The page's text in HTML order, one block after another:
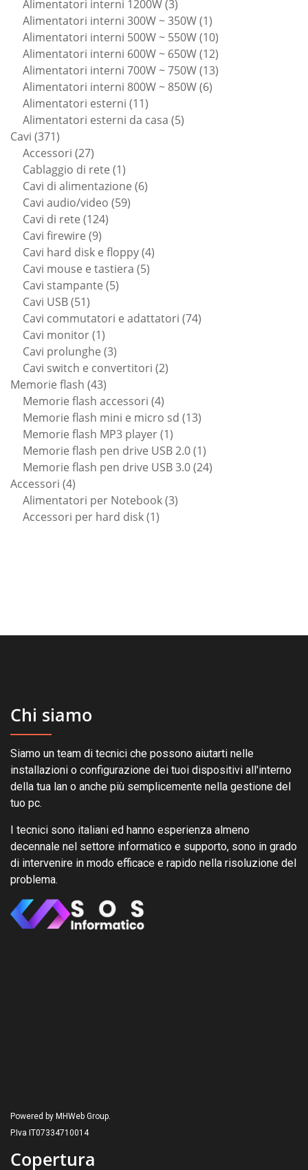
Alimentatori interni 1200W 33
prodotti
Alimentatori interni 300W ~ 350W 11
prodotto
Alimentatori interni 500W ~ 550W 1010
prodotti
Alimentatori interni 600W ~ 650W 1212
prodotti
Alimentatori interni 700W ~ 750W 1313
Alimentatori interni 800W ~ 850W 66
Alimentatori esterni 1111
prodotti
Alimentatori esterni da casa 55
Cavi 371371
prodotti
Accessori 2727
prodotti
Cablaggio di rete 11
prodotto
Cavi di alimentazione 66
Cavi audio/video 5959
Cavi di rete 124124
Cavi firewire 99
prodotti
Cavi hard disk e floppy 44
Cavi mouse e tastiera 55
Cavi stampante 55
Cavi USB 5151
prodotti
Cavi commutatori e adattatori 7474
Cavi monitor 11
prodotto
Cavi prolunghe 33
prodotti
Cavi switch e convertitori 22
Memorie flash 4343
prodotti
Memorie flash accessori 44
prodotti
Memorie flash mini e micro sd 1313
Memorie flash MP3 player 11
prodotto
Memorie flash pen drive USB 2.0 11
prodotto
Memorie flash pen drive USB 3.0 2424
Accessori 44
prodotti
Alimentatori per Notebook 33
Accessori per hard disk 11
Chi siamo
Siamo un team di tecnici che possono aiutarti nelle
installazioni o configurazione dei tuoi dispositivi all'interno
della tua lan o anche più semplicemente nella gestione del
tuo pc.
I tecnici sono italiani ed hanno esperienza almeno
decennale nel settore informatico e supporto, sono in grado
di intervenire in modo efficace e rapido nella risoluzione del
problema.
Powered by MHWeb Group.
P.Iva IT07334710014
Copertura